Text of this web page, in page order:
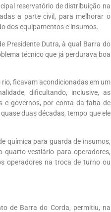
reservatório de distribuição na
a parte civil, para melhorar o
dos equipamentos e insumos.
Presidente Dutra, à qual Barra do
técnico que já perdurava boa
ficavam acondicionadas em um
dificultando, inclusive, as
e governos, por conta da falta de
duas décadas, tempo que ele
química para guarda de insumos,
quarto-vestiário para operadores,
operadores na troca de turno ou
de Barra do Corda, permitiu, na